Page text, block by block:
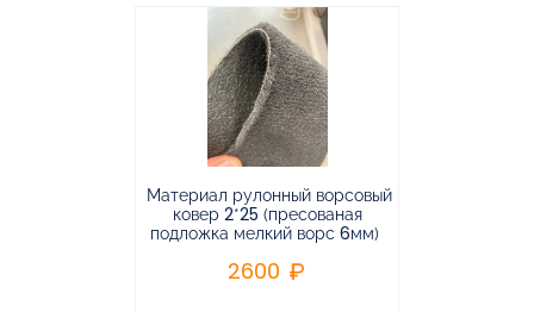
Материал рулонный ворсовый
ковер 2*25 (пресованая
подложка мелкий ворс 6мм)
2600